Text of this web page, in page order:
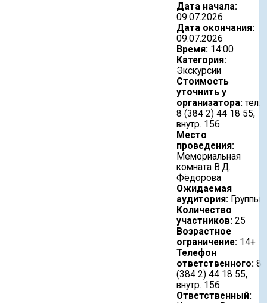
Дата начала:
09.07.2026
Дата окончания:
09.07.2026
Время: 14:00
Категория:
Экскурсии
Стоимость
уточнить у
организатора: тел.
8 (384 2) 44 18 55,
внутр. 156
Место
проведения:
Мемориальная
комната В.Д.
Фёдорова
Ожидаемая
аудитория: Группы
Количество
участников: 25
Возрастное
ограничение: 14+
Телефон
ответственного: 8
(384 2) 44 18 55,
внутр. 156
Ответственный: